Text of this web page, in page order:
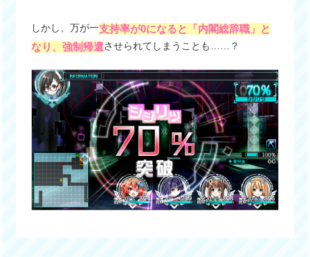
しかし、万が一支持率が0になると「内閣総辞職」と
なり、強制帰還させられてしまうことも……？